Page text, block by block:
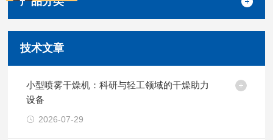
技术文章
小型喷雾干燥机：科研与轻工领域的干燥助力
设备
2026-07-29